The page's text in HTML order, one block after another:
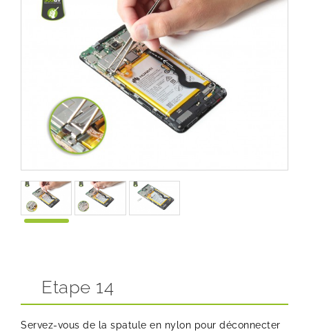
Etape 14
Servez-vous de la spatule en nylon pour déconnecter